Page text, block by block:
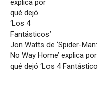
Jon Watts de ‘Spider-Man:
No Way Home’ explica por
qué dejó ‘Los 4